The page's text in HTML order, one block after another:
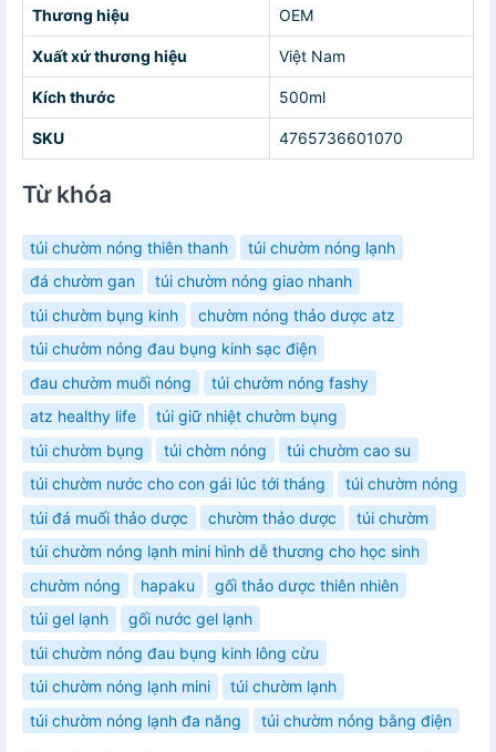
Thương hiệu OEM
Xuất xứ thương hiệu Việt Nam
Kích thước 500ml
SKU 4765736601070
Từ khóa
túi chườm nóng thiên thanh
túi chườm nóng lạnh
đá chườm gan
túi chườm nóng giao nhanh
túi chườm bụng kinh
chườm nóng thảo dược atz
túi chườm nóng đau bụng kinh sạc điện
đau chườm muối nóng
túi chườm nóng fashy
atz healthy life
túi giữ nhiệt chườm bụng
túi chườm bụng
túi chờm nóng
túi chườm cao su
túi chườm nước cho con gái lúc tới tháng
túi chườm nóng
túi đá muối thảo dược
chườm thảo dược
túi chườm
túi chườm nóng lạnh mini hình dễ thương cho học sinh
chườm nóng
hapaku
gối thảo dược thiên nhiên
túi gel lạnh
gối nước gel lạnh
túi chườm nóng đau bụng kinh lông cừu
túi chườm nóng lạnh mini
túi chườm lạnh
túi chườm nóng lạnh đa năng
túi chườm nóng bằng điện